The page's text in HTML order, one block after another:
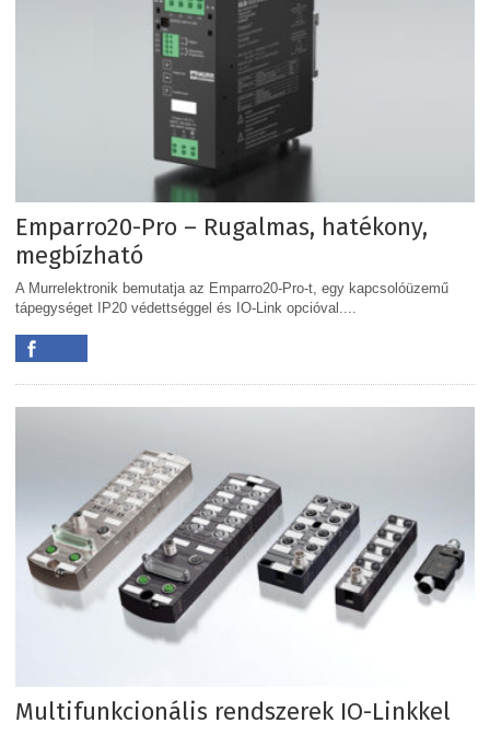
Emparro20-Pro – Rugalmas, hatékony,
megbízható
A Murrelektronik bemutatja az Emparro20-Pro-t, egy kapcsolóüzemű
tápegységet IP20 védettséggel és IO-Link opcióval....
Multifunkcionális rendszerek IO-Linkkel